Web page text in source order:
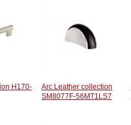
H170-
Arc Leather collection
SM8077F-56MT1LS7